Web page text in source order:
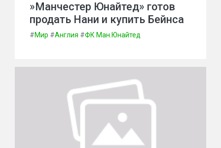
»Манчестер Юнайтед» готов
продать Нани и купить Бейнса
#Мир #Англия #ФК Ман.Юнайтед